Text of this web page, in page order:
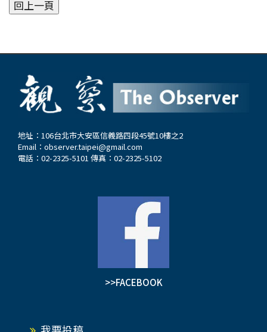
地址：106台北市大安區信義路四段45號10樓之2
Email： observer.taipei@gmail.com
電話：02-2325-5101 傳真：02-2325-5102
>>FACEBOOK